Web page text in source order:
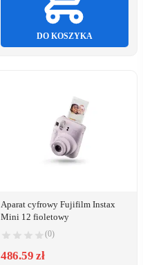
DO KOSZYKA
Aparat cyfrowy Fujifilm Instax
Mini 12 fioletowy
(0)
486.59 zł